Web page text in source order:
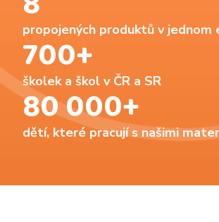
propojených produktů v jednom
700+
školek a škol v ČR a SR
80 000+
dětí, které pracují s našimi